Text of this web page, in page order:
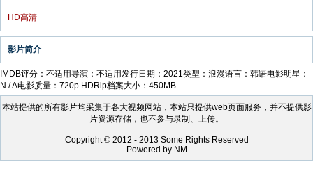
HD高清
影片简介
IMDB评分：不适用导演：不适用发行日期：2021类型：浪漫语言：韩语电影明星：
N / A电影质量：720p HDRip档案大小：450MB
本站提供的所有影片均采集于各大视频网站，本站只提供web页面服务，并不提供影
片资源存储，也不参与录制、上传。
Copyright © 2012 - 2013 Some Rights Reserved
Powered by NM